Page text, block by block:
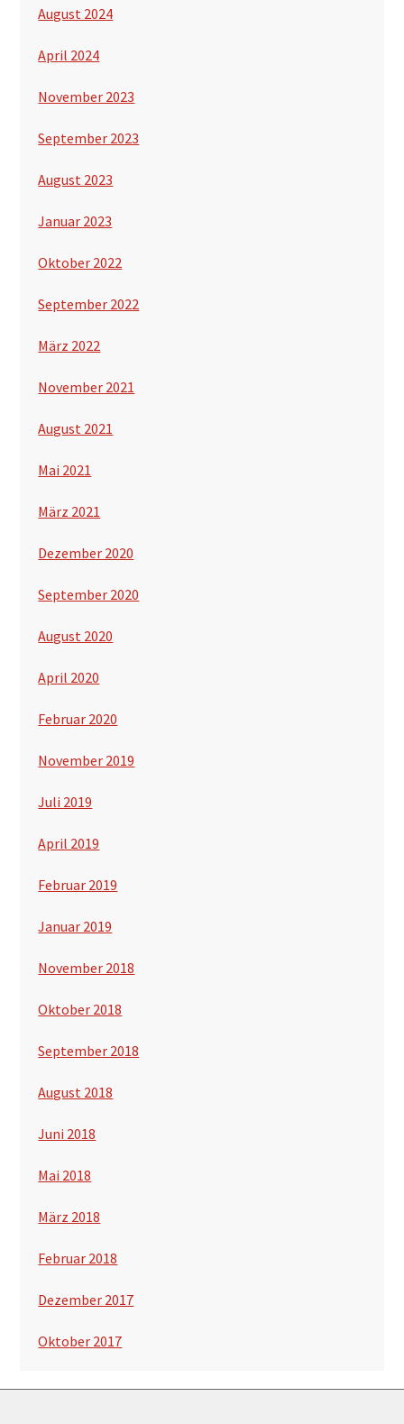
August 2024
April 2024
November 2023
September 2023
August 2023
Januar 2023
Oktober 2022
September 2022
März 2022
November 2021
August 2021
Mai 2021
März 2021
Dezember 2020
September 2020
August 2020
April 2020
Februar 2020
November 2019
Juli 2019
April 2019
Februar 2019
Januar 2019
November 2018
Oktober 2018
September 2018
August 2018
Juni 2018
Mai 2018
März 2018
Februar 2018
Dezember 2017
Oktober 2017